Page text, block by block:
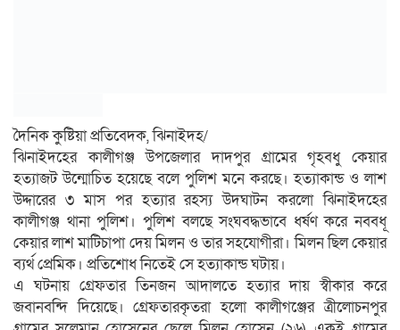
দৈনিক কুষ্টিয়া প্রতিবেদক, ঝিনাইদহ/
ঝিনাইদহের কালীগঞ্জ উপজেলার দাদপুর গ্রামের গৃহবধু কেয়ার
হত্যাজট উন্মোচিত হয়েছে বলে পুলিশ মনে করছে। হত্যাকান্ড ও লাশ
উদ্দারের ৩ মাস পর হত্যার রহস্য উদঘাটন করলো ঝিনাইদহের
কালীগঞ্জ থানা পুলিশ। পুলিশ বলছে সংঘবদ্ধভাবে ধর্ষণ করে নববধূ
কেয়ার লাশ মাটিচাপা দেয় মিলন ও তার সহযোগীরা। মিলন ছিল কেয়ার
ব্যর্থ প্রেমিক। প্রতিশোধ নিতেই সে হত্যাকান্ড ঘটায়।
এ ঘটনায় গ্রেফতার তিনজন আদালতে হত্যার দায় স্বীকার করে
জবানবন্দি দিয়েছে। গ্রেফতারকৃতরা হলো কালীগঞ্জের ত্রীলোচনপুর